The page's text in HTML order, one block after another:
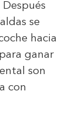
se
hacia
ganar
son
con